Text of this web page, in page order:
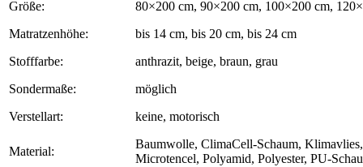
Größe:
80×200 cm, 90×200 cm, 100×200 cm,
Matratzenhöhe:
bis 14 cm, bis 20 cm, bis 24 cm
Stofffarbe:
anthrazit, beige, braun, grau
Sondermaße:
möglich
Verstellart:
keine, motorisch
Material:
Baumwolle, ClimaCell-Schaum,
Microtencel, Polyamid, Polyester, PU-